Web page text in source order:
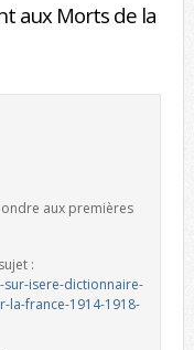
aux Morts de la
aux premières
:
isere-dictionnaire-
france-1914-1918-